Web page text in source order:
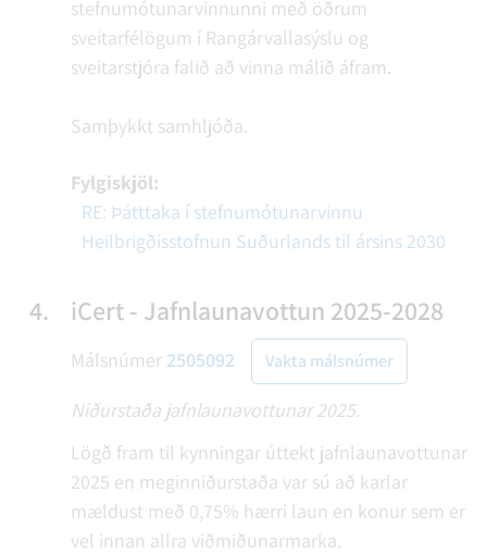
stefnumótunarvinnunni með öðrum
sveitarfélögum í Rangárvallasýslu og
sveitarstjóra falið að vinna málið áfram.
Samþykkt samhljóða.
Fylgiskjöl:
RE: Þátttaka í stefnumótunarvinnu
Heilbrigðisstofnun Suðurlands til ársins 2030
4. iCert - Jafnlaunavottun 2025-2028
Málsnúmer 2505092 Vakta málsnúmer
Niðurstaða jafnlaunavottunar 2025.
Lögð fram til kynningar úttekt jafnlaunavottunar
2025 en meginniðurstaða var sú að karlar
mældust með 0,75% hærri laun en konur sem er
vel innan allra viðmiðunarmarka.